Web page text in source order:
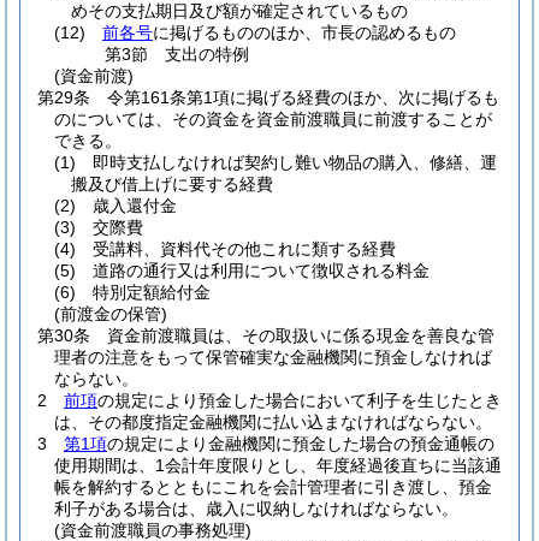
めその支払期日及び額が確定されているもの
(12)
前各号に掲げるもののほか、市長の認めるもの
第3節
支出の特例
(資金前渡)
第29条
令第161条第1項に掲げる経費のほか、次に掲げるも
のについては、その資金を資金前渡職員に前渡することが
できる。
(1)
即時支払しなければ契約し難い物品の購入、修繕、運
搬及び借上げに要する経費
(2)
歳入還付金
(3)
交際費
(4)
受講料、資料代その他これに類する経費
(5)
道路の通行又は利用について徴収される料金
(6)
特別定額給付金
(前渡金の保管)
第30条
資金前渡職員は、その取扱いに係る現金を善良な管
理者の注意をもって保管確実な金融機関に預金しなければ
ならない。
2
前項の規定により預金した場合において利子を生じたとき
は、その都度指定金融機関に払い込まなければならない。
3
第1項の規定により金融機関に預金した場合の預金通帳の
使用期間は、1会計年度限りとし、年度経過後直ちに当該通
帳を解約するとともにこれを会計管理者に引き渡し、預金
利子がある場合は、歳入に収納しなければならない。
(資金前渡職員の事務処理)